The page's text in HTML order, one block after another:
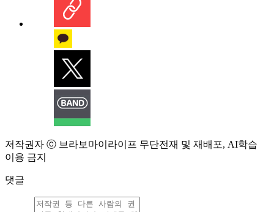
저작권자 ⓒ 브라보마이라이프 무단전재 및 재배포, AI학습
이용 금지
댓글